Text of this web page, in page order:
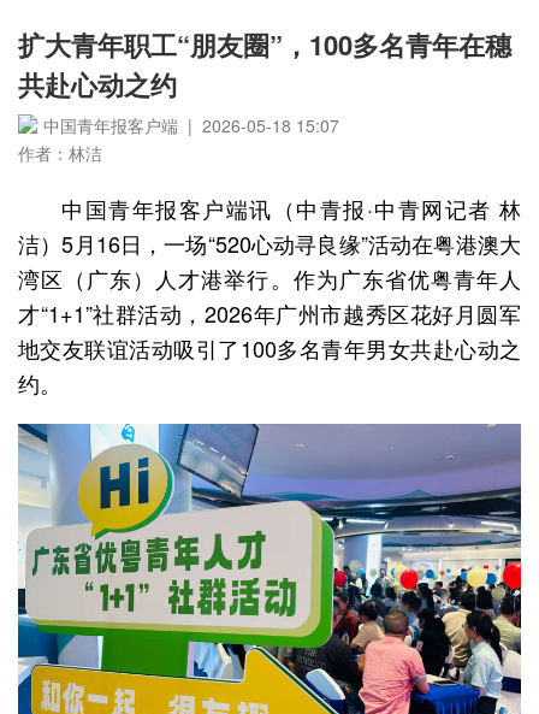
扩大青年职工“朋友圈”，100多名青年在穗
共赴心动之约
中国青年报客户端 | 2026-05-18 15:07
作者：林洁
中国青年报客户端讯（中青报·中青网记者 林
洁）5月16日，一场“520心动寻良缘”活动在粤港澳大
湾区（广东）人才港举行。作为广东省优粤青年人
才“1+1”社群活动，2026年广州市越秀区花好月圆军
地交友联谊活动吸引了100多名青年男女共赴心动之
约。